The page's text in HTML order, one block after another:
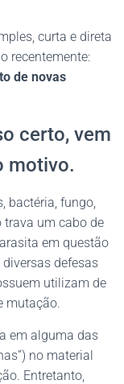
curta e direta
recentemente:
de novas
certo, vem
motivo.
bactéria, fungo,
trava um cabo de
em questão
diversas defesas
utilizam de
mutação.
em alguma das
no material
Entretanto,